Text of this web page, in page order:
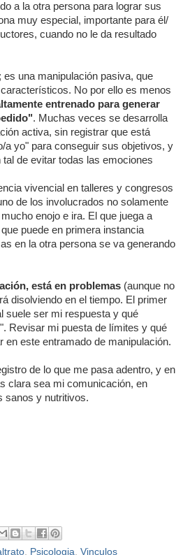
a la otra persona para lograr sus
muy especial, importante para él/
cuando no le da resultado
una manipulación pasiva, que
No por ello es menos
entrenado para generar
. Muchas veces se desarrolla
activa, sin registrar que está
a yo" para conseguir sus objetivos, y
de evitar todas las emociones
vivencial en talleres y congresos
de los involucrados no solamente
enojo e ira. El que juega a
puede en primera instancia
en la otra persona se va generando
está en problemas (aunque no
disolviendo en el tiempo. El primer
suele ser mi respuesta y qué
Revisar mi puesta de límites y qué
en este entramado de manipulación.
de lo que me pasa adentro, y en
clara sea mi comunicación, en
sanos y nutritivos.
Psicologia Vinculos